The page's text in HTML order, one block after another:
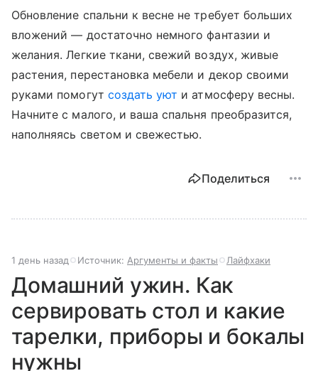
Обновление спальни к весне не требует больших
вложений — достаточно немного фантазии и
желания. Легкие ткани, свежий воздух, живые
растения, перестановка мебели и декор своими
руками помогут создать уют и атмосферу весны.
Начните с малого, и ваша спальня преобразится,
наполняясь светом и свежестью.
Поделиться
1 день назад Источник: Аргументы и факты Лайфхаки
Домашний ужин. Как
сервировать стол и какие
тарелки, приборы и бокалы
нужны